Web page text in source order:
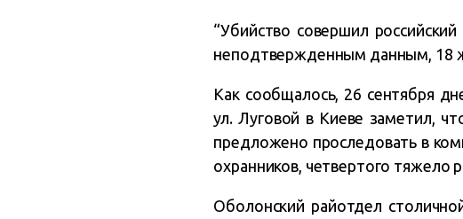
“Убийство совершил
неподтвержденным данным, 18
Как сообщалось, 26 сентября
ул. Луговой в Киеве заметил,
предложено проследовать в
охранников, четвертого тяжело
Оболонский райотдел